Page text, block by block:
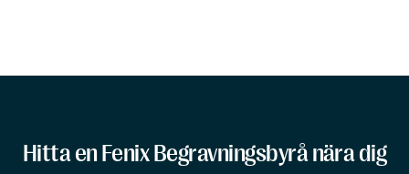
Hitta en Fenix Begravningsbyrå nära dig